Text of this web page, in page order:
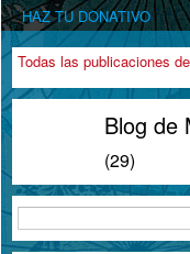
HAZ TU DONATIVO
Todas las publicaciones
Blog de
(29)